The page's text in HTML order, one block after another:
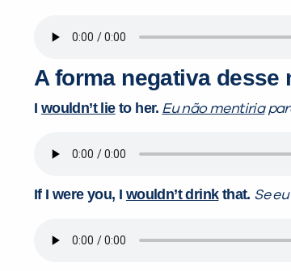
A forma negativa desse
I wouldn’t lieto her. Eu não mentiria
If I were you, I wouldn’t drinkthat. Se